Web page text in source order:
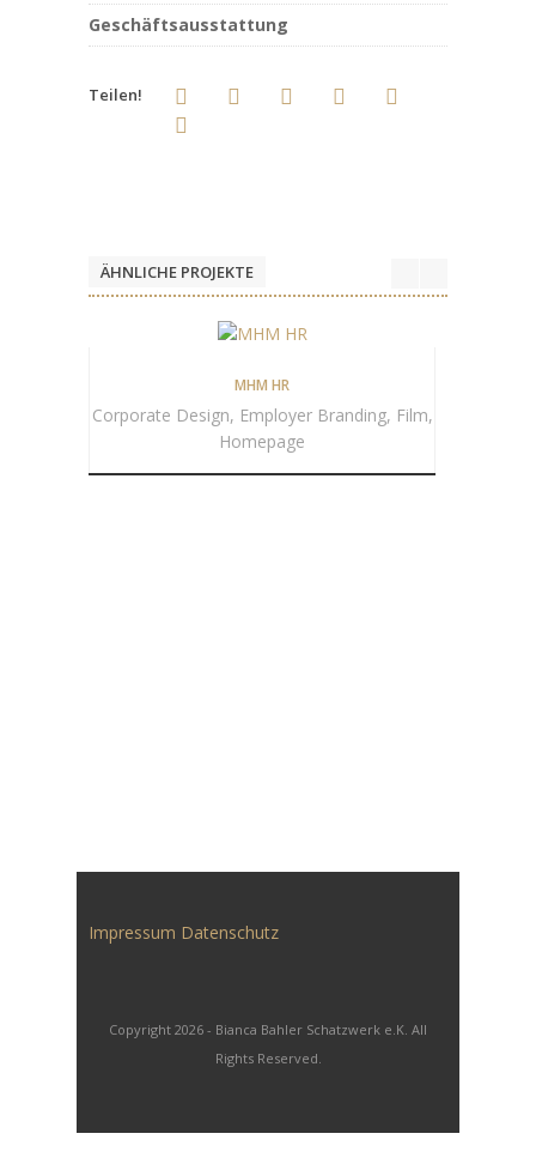
Geschäftsausstattung
Teilen!
ÄHNLICHE PROJEKTE
MHM HR
Corporate Design, Employer Branding, Film,
Homepage
Impressum Datenschutz
Copyright 2026 - Bianca Bahler Schatzwerk e.K. All
Rights Reserved.